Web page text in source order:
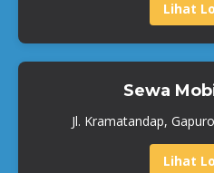
Lihat
Sewa
Jl. Kramatandap,
Lihat